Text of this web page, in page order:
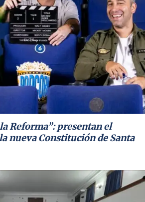
Reforma”: presentan el
nueva Constitución de Santa